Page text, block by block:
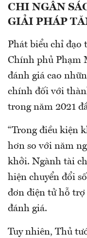
CHI NGÂN
GIẢI PHÁP
Phát biểu chỉ
Chính phủ Phạm
đánh giá cao
chính đối với
trong năm 2021
“Trong điều kiện
hơn so với năm
khởi. Ngành tài
hiện chuyển đổi
đơn điện tử hỗ
đánh giá.
Tuy nhiên, Thủ